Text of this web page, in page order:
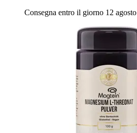
Consegna entro il giorno 12 agosto